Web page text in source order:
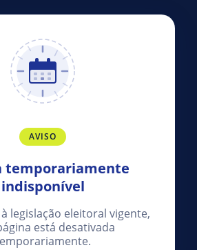
AVISO
temporariamente
indisponível
legislação eleitoral vigente,
está desativada